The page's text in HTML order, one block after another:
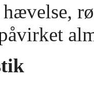
hævelse,